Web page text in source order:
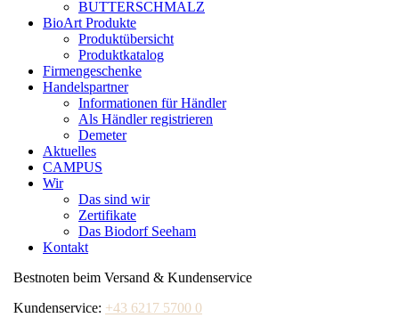
BUTTERSCHMALZ
BioArt Produkte
Produktübersicht
Produktkatalog
Firmengeschenke
Handelspartner
Informationen für Händler
Als Händler registrieren
Demeter
Aktuelles
CAMPUS
Wir
Das sind wir
Zertifikate
Das Biodorf Seeham
Kontakt
Bestnoten beim Versand & Kundenservice
Kundenservice: +43 6217 5700 0